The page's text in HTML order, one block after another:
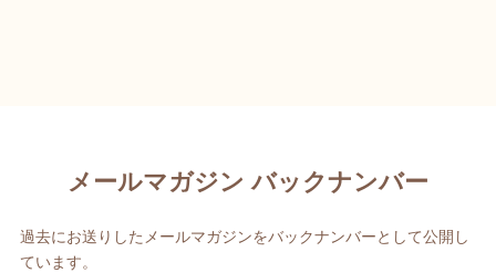
メールマガジン バックナンバー
過去にお送りしたメールマガジンをバックナンバーとして公開し
ています。